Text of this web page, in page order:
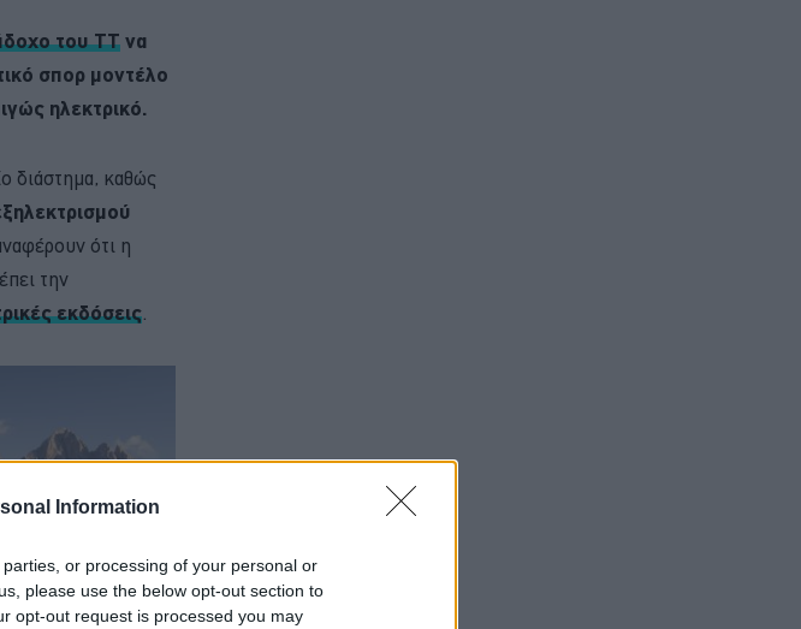
Information
or processing of your personal or
please use the below opt-out section to
opt-out request is processed you may
του TT να
σπορ μοντέλο
ηλεκτρικό.
διάστημα, καθώς
ότι η
την
εκδόσεις